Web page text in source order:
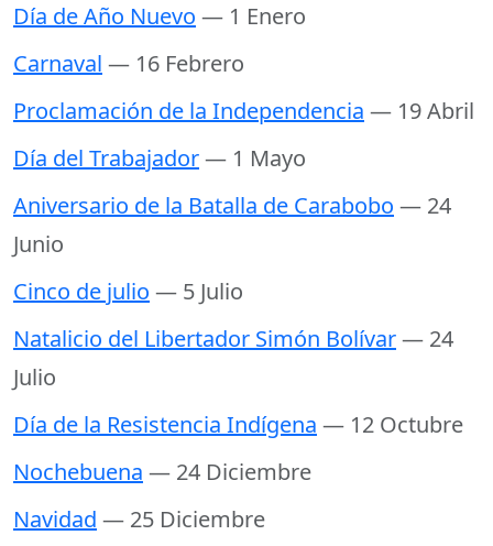
Día de Año Nuevo — 1 Enero
Carnaval — 16 Febrero
Proclamación de la Independencia — 19 Abril
Día del Trabajador— 1 Mayo
Aniversario de la Batalla de Carabobo — 24
Junio
Cinco de julio — 5 Julio
Natalicio del Libertador Simón Bolívar— 24
Julio
Día de la Resistencia Indígena — 12 Octubre
Nochebuena — 24 Diciembre
Navidad — 25 Diciembre